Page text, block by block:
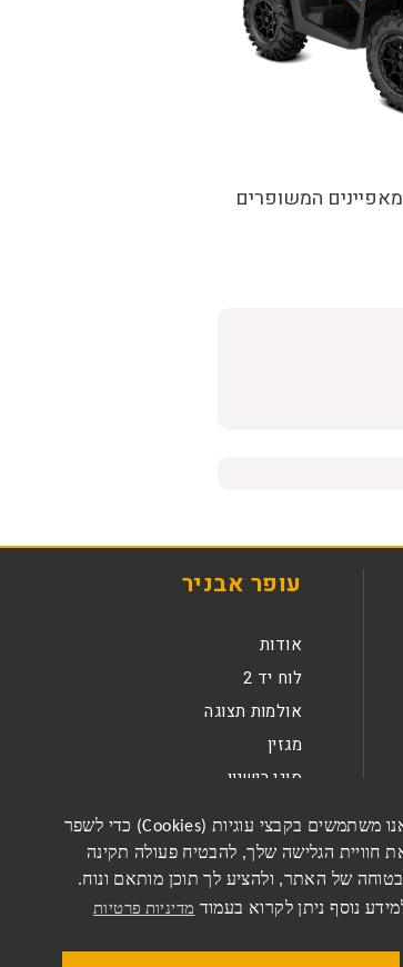
המשופרים
אנו משתמשים בקבצי עוגיות (Cookies) כדי לשפר
חוויית הגלישה שלך, להבטיח פעולה תקינה
של האתר, ולהציע לך תוכן מותאם ונוח.
נוסף ניתן לקרוא בעמוד מדיניות פרטיות
עופר אבניר
אודות
לוח יד 2
אולמות תצוגה
מגזין
סוגי רישיון
צור קשר